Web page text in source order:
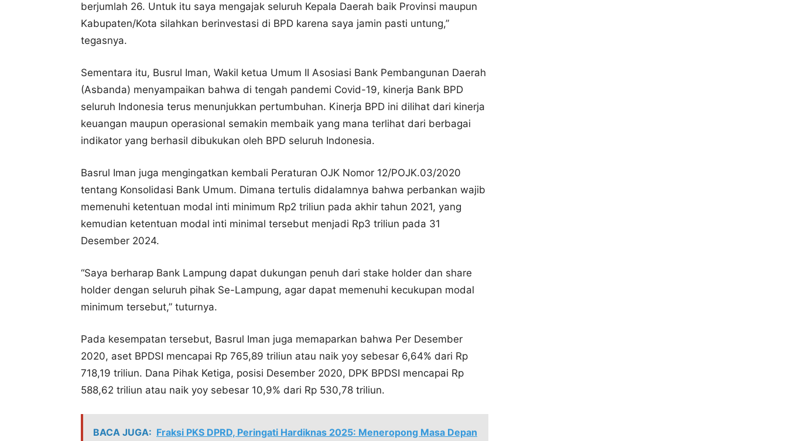
berjumlah 26. Untuk itu saya mengajak seluruh Kepala Daerah baik Provinsi maupun
Kabupaten/Kota silahkan berinvestasi di BPD karena saya jamin pasti untung,”
tegasnya.
Sementara itu, Busrul Iman, Wakil ketua Umum II Asosiasi Bank Pembangunan Daerah
(Asbanda) menyampaikan bahwa di tengah pandemi Covid-19, kinerja Bank BPD
seluruh Indonesia terus menunjukkan pertumbuhan. Kinerja BPD ini dilihat dari kinerja
keuangan maupun operasional semakin membaik yang mana terlihat dari berbagai
indikator yang berhasil dibukukan oleh BPD seluruh Indonesia.
Basrul Iman juga mengingatkan kembali Peraturan OJK Nomor 12/POJK.03/2020
tentang Konsolidasi Bank Umum. Dimana tertulis didalamnya bahwa perbankan wajib
memenuhi ketentuan modal inti minimum Rp2 triliun pada akhir tahun 2021, yang
kemudian ketentuan modal inti minimal tersebut menjadi Rp3 triliun pada 31
Desember 2024.
“Saya berharap Bank Lampung dapat dukungan penuh dari stake holder dan share
holder dengan seluruh pihak Se-Lampung, agar dapat memenuhi kecukupan modal
minimum tersebut,” tuturnya.
Pada kesempatan tersebut, Basrul Iman juga memaparkan bahwa Per Desember
2020, aset BPDSI mencapai Rp 765,89 triliun atau naik yoy sebesar 6,64% dari Rp
718,19 triliun. Dana Pihak Ketiga, posisi Desember 2020, DPK BPDSI mencapai Rp
588,62 triliun atau naik yoy sebesar 10,9% dari Rp 530,78 triliun.
BACA JUGA: Fraksi PKS DPRD, Peringati Hardiknas 2025: Meneropong Masa Depan